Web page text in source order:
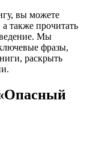
вы можете
также прочитать
Мы
фразы,
раскрыть